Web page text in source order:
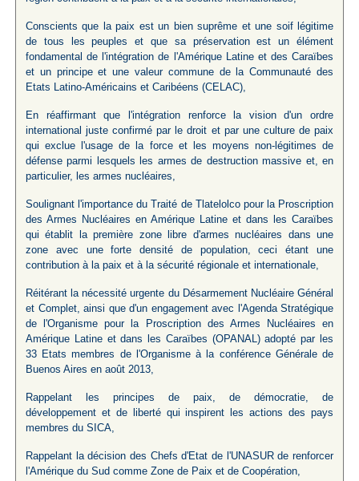
Conscients que la paix est un bien suprême et une soif légitime
de tous les peuples et que sa préservation est un élément
fondamental de l'intégration de l'Amérique Latine et des Caraïbes
et un principe et une valeur commune de la Communauté des
Etats Latino-Américains et Caribéens (CELAC),
En réaffirmant que l'intégration renforce la vision d'un ordre
international juste confirmé par le droit et par une culture de paix
qui exclue l'usage de la force et les moyens non-légitimes de
défense parmi lesquels les armes de destruction massive et, en
particulier, les armes nucléaires,
Soulignant l'importance du Traité de Tlatelolco pour la Proscription
des Armes Nucléaires en Amérique Latine et dans les Caraïbes
qui établit la première zone libre d'armes nucléaires dans une
zone avec une forte densité de population, ceci étant une
contribution à la paix et à la sécurité régionale et internationale,
Réitérant la nécessité urgente du Désarmement Nucléaire Général
et Complet, ainsi que d'un engagement avec l'Agenda Stratégique
de l'Organisme pour la Proscription des Armes Nucléaires en
Amérique Latine et dans les Caraïbes (OPANAL) adopté par les
33 Etats membres de l'Organisme à la conférence Générale de
Buenos Aires en août 2013,
Rappelant les principes de paix, de démocratie, de
développement et de liberté qui inspirent les actions des pays
membres du SICA,
Rappelant la décision des Chefs d'Etat de l'UNASUR de renforcer
l'Amérique du Sud comme Zone de Paix et de Coopération,